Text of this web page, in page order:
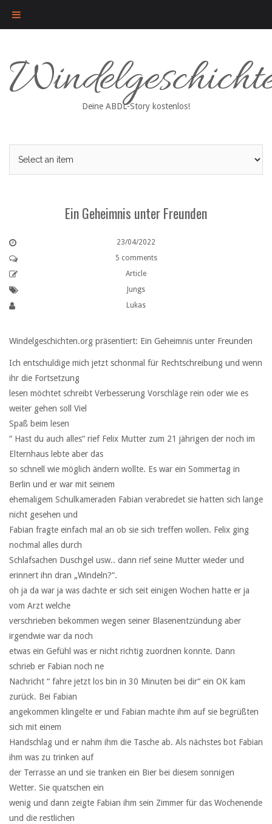
content
Deine ABDL-Story kostenlos!
Ein Geheimnis unter Freunden
23/04/2022
5 comments
Article
Jungs
Lukas
Windelgeschichten.org präsentiert: Ein Geheimnis unter Freunden
Ich entschuldige mich jetzt schonmal für Rechtschreibung und wenn
ihr die Fortsetzung
lesen möchtet schreibt Verbesserung Vorschläge rein oder wie es
weiter gehen soll Viel
Spaß beim lesen
“ Hast du auch alles“ rief Felix Mutter zum 21 jährigen der noch im
Elternhaus lebte aber das
so schnell wie möglich ändern wollte. Es war ein Sommertag in
Berlin und er war mit seinem
ehemaligem Schulkameraden Fabian verabredet sie hatten sich lange
nicht gesehen und
Fabian fragte einfach mal an ob sie sich treffen wollen. Felix ging
nochmal alles durch
Schlafsachen Duschgel usw.. dann rief seine Mutter wieder und
erinnert ihn dran „Windeln?“.
oh ja da war ja was dachte er sich seit einigen Wochen hatte er ja
vom Arzt welche
verschrieben bekommen wegen seiner Blasenentzündung aber
irgendwie war da noch
etwas ein Gefühl was er nicht richtig zuordnen konnte. Dann
schrieb er Fabian noch ne
Nachricht “ fahre jetzt los bin in 30 Minuten bei dir“ ein OK kam
zurück. Bei Fabian
angekommen klingelte er und Fabian machte ihm auf sie begrüßten
sich mit einem
Handschlag und er nahm ihm die Tasche ab. Als nächstes bot Fabian
ihm was zu trinken auf
der Terrasse an und sie tranken ein Bier bei diesem sonnigen
Wetter. Sie quatschen ein
wenig und dann zeigte Fabian ihm sein Zimmer für das Wochenende
und die restlichen